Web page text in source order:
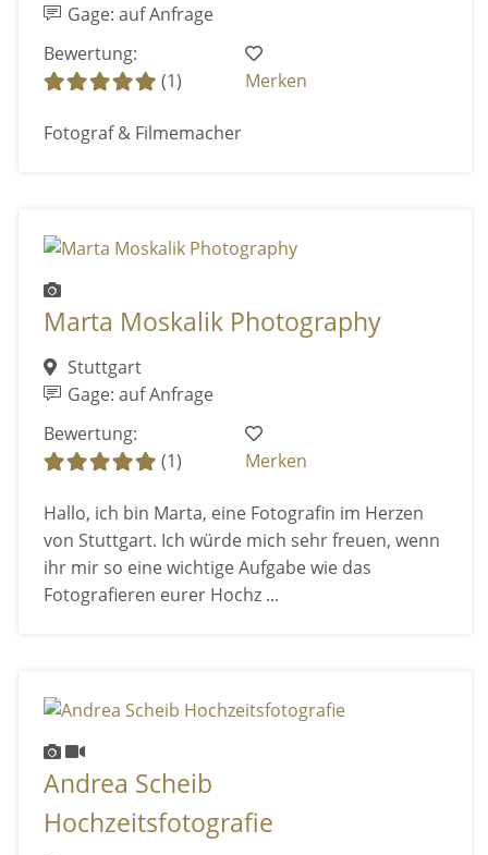
Gage: auf Anfrage
Bewertung:
(1)
Merken
Fotograf & Filmemacher
Marta Moskalik Photography
Stuttgart
Gage: auf Anfrage
Bewertung:
(1)
Merken
Hallo, ich bin Marta, eine Fotografin im Herzen
von Stuttgart. Ich würde mich sehr freuen, wenn
ihr mir so eine wichtige Aufgabe wie das
Fotografieren eurer Hochz ...
Andrea Scheib
Hochzeitsfotografie